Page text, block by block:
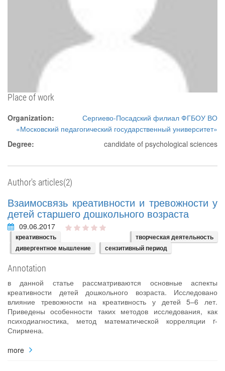
Place of work
Organization:
Сергиево-Посадский филиал ФГБОУ ВО
«Московский педагогический государственный университет»
Degree:
candidate of psychological sciences
Author's articles(2)
Взаимосвязь креативности и тревожности у
детей старшего дошкольного возраста
09.06.2017
креативность
творческая деятельность
дивергентное мышление
сензитивный период
Annotation
в данной статье рассматриваются основные аспекты
креативности детей дошкольного возраста. Исследовано
влияние тревожности на креативность у детей 5–6 лет.
Приведены особенности таких методов исследования, как
психодиагностика, метод математической корреляции r-
Спирмена.
more